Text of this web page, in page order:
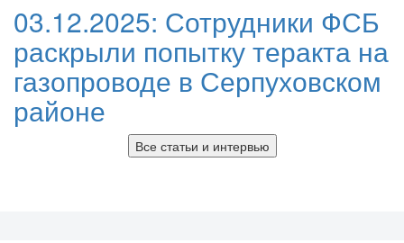
03.12.2025: Сотрудники ФСБ
раскрыли попытку теракта на
газопроводе в Серпуховском
районе
Все статьи и интервью